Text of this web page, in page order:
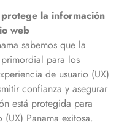
la información
web
sabemos que la
para los
de usuario (UX)
confianza y asegurar
está protegida para
Panama exitosa.